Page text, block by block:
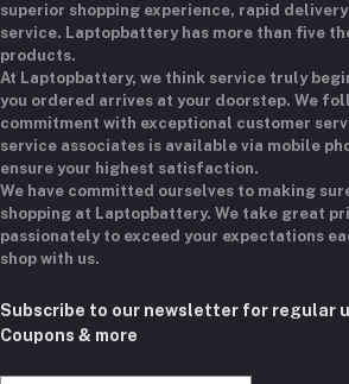
superior shopping experience, rapid
service. Laptopbattery has more than five
products.
At Laptopbattery, we think service truly
you ordered arrives at your doorstep. We
commitment with exceptional customer
service associates is available via mobile
ensure your highest satisfaction.
We have committed ourselves to making
shopping at Laptopbattery. We take great
passionately to exceed your expectations
shop with us.
Subscribe to our newsletter for regular
Coupons & more